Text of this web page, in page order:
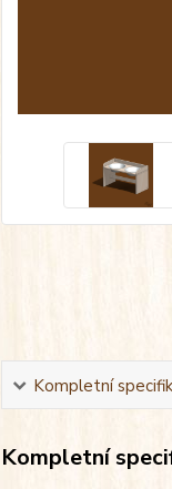
Kompletní
Kompletní